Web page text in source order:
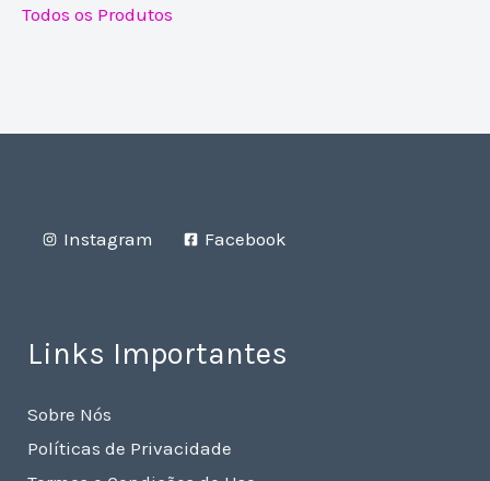
Todos os Produtos
Instagram Facebook
Links Importantes
Sobre Nós
Políticas de Privacidade